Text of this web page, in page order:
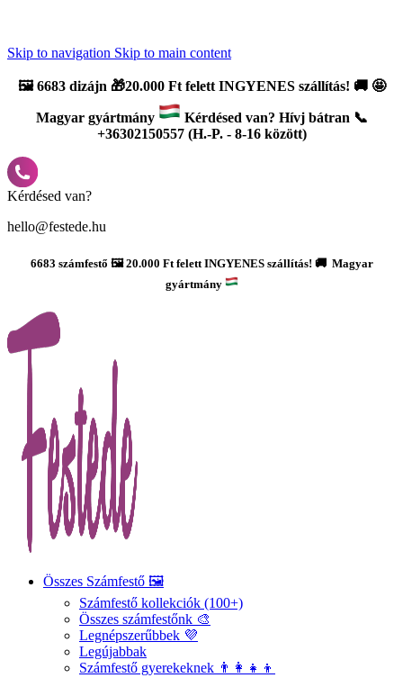
Skip to navigation Skip to main content
🖼️6683 dizájn 🎁20.000 Ft felett INGYENES szállítás! 🚚 🤩
Magyar gyártmány
Kérdésed van? Hívj bátran 📞
+36302150557 (H.-P. - 8-16 között)
Kérdésed van?
hello@festede.hu
6683 számfestő 🖼️ 20.000 Ft felett INGYENES szállítás! 🚚 Magyar
gyártmány
Összes Számfestő 🖼️
Számfestő kollekciók (100+)
Összes számfestőnk 🎨
Legnépszerűbbek 💜
Legújabbak
Számfestő gyerekeknek 👨‍👩‍👧‍👦